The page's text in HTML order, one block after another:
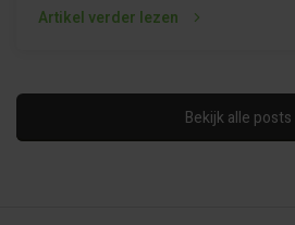
Artikel verder lezen
Bekijk alle posts